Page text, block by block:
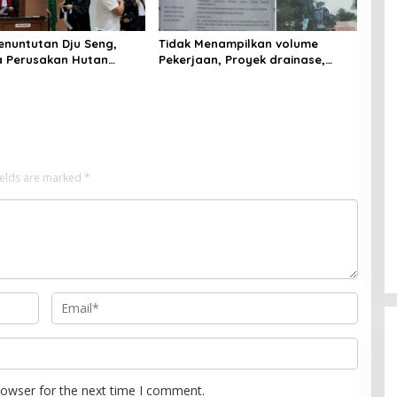
Dju Seng,
Perusakan Hutan
Tidak Menampilkan volume
Pekerjaan, Proyek drainase,
are marked *
for the next time I comment.